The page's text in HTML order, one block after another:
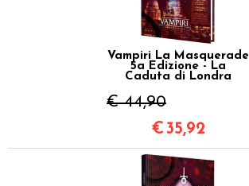
Vampiri La Masquerade
5a Edizione - La
Caduta di Londra
€ 44,90
€35,92